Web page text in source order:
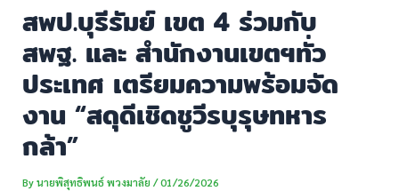
สพป.บุรีรัมย์ เขต 4 ร่วมกับ
สพฐ. และ สำนักงานเขตฯทั่ว
ประเทศ เตรียมความพร้อมจัด
งาน “สดุดีเชิดชูวีรบุรุษทหาร
กล้า”
Byนายพิสุทธิพนธ์ พวงมาลัย/01/26/2026